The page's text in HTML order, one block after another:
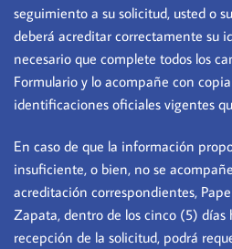
seguimiento a su solicitud, usted o
deberá acreditar correctamente su
necesario que complete todos los
Formulario y lo acompañe con
identificaciones oficiales vigentes
En caso de que la información
insuficiente, o bien, no se
acreditación correspondientes,
Zapata, dentro de los cinco (5) días
recepción de la solicitud, podrá